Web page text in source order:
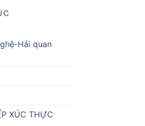
Hải quan
XÚC THỰC